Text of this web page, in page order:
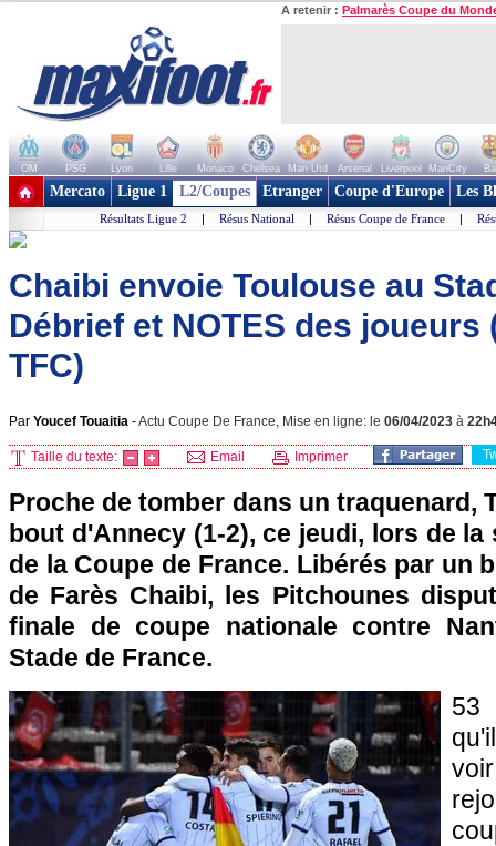
A retenir : Palmarès Coupe du
OM PSG Lyon Lille Monaco Chelsea Man Utd Arsenal Liverpool ManCity
+ de clubs
Mercato Ligue 1 L2/Coupes Etranger Coupe d'Europe Les
Résultats Ligue 2 | Résus National | Résus Coupe de France |
Chaibi envoie Toulouse au
Débrief et NOTES des joueurs
TFC)
Par Youcef Touaitia -Actu Coupe De France, Mise en ligne: le 06/04/2023 à
Taille du texte: Email Imprimer
Proche de tomber dans un traquenard,
bout d'Annecy (1-2), ce jeudi, lors de la
de la Coupe de France. Libérés par un
de Farès Chaibi, les Pitchounes
finale de coupe nationale contre
Stade de France.
53